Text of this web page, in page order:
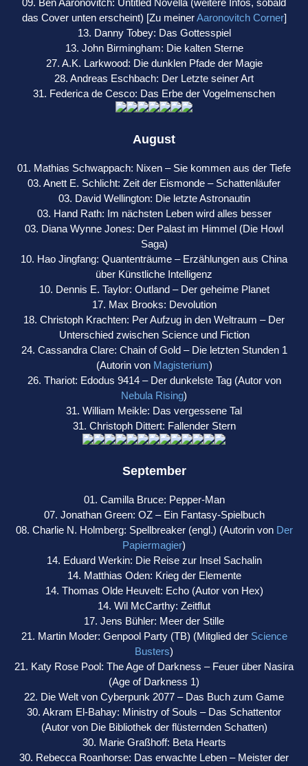
09. Ben Aaronovitch: Untitled Novella (weitere Infos, sobald
das Cover unten erscheint) [Zu meinerAaronovitch Corner]
13. Danny Tobey: Das Gottesspiel
13. John Birmingham: Die kalten Sterne
27. A.K. Larkwood: Die dunklen Pfade der Magie
28. Andreas Eschbach: Der Letzte seiner Art
31. Federica de Cesco: Das Erbe der Vogelmenschen
August
01. Mathias Schwappach: Nixen – Sie kommen aus der Tiefe
03. Anett E. Schlicht: Zeit der Eismonde – Schattenläufer
03. David Wellington: Die letzte Astronautin
03. Hand Rath: Im nächsten Leben wird alles besser
03. Diana Wynne Jones: Der Palast im Himmel (Die Howl
Saga)
10. Hao Jingfang: Quantenträume – Erzählungen aus China
über Künstliche Intelligenz
10. Dennis E. Taylor: Outland – Der geheime Planet
17. Max Brooks: Devolution
18. Christoph Krachten: Per Aufzug in den Weltraum – Der
Unterschied zwischen Science und Fiction
24. Cassandra Clare: Chain of Gold – Die letzten Stunden 1
(Autorin von Magisterium)
26. Thariot: Edodus 9414 – Der dunkelste Tag (Autor von
Nebula Rising)
31. William Meikle: Das vergessene Tal
31. Christoph Dittert: Fallender Stern
September
01. Camilla Bruce: Pepper-Man
07. Jonathan Green: OZ – Ein Fantasy-Spielbuch
08. Charlie N. Holmberg: Spellbreaker (engl.) (Autorin von Der
Papiermagier)
14. Eduard Werkin: Die Reise zur Insel Sachalin
14. Matthias Oden: Krieg der Elemente
14. Thomas Olde Heuvelt: Echo (Autor von Hex)
14. Wil McCarthy: Zeitflut
17. Jens Bühler: Meer der Stille
21. Martin Moder: Genpool Party (TB) (Mitglied der Science
Busters)
21. Katy Rose Pool: The Age of Darkness – Feuer über Nasira
(Age of Darkness 1)
22. Die Welt von Cyberpunk 2077 – Das Buch zum Game
30. Akram El-Bahay: Ministry of Souls – Das Schattentor
(Autor von Die Bibliothek der flüsternden Schatten)
30. Marie Graßhoff: Beta Hearts
30. Rebecca Roanhorse: Das erwachte Leben – Meister der